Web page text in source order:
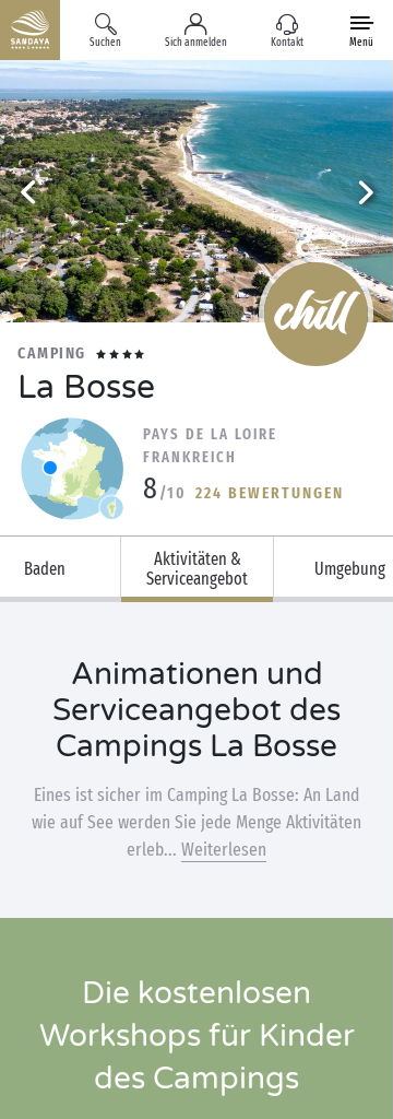
Suchen Sich anmelden Kontakt Menü
CAMPING
La Bosse
PAYS DE LA LOIRE
FRANKREICH
8 /10 224 BEWERTUNGEN
Baden
Aktivitäten &
Serviceangebot
Umgebung
Animationen und
Serviceangebot des
Campings La Bosse
Eines ist sicher im Camping La Bosse: An Land
wie auf See werden Sie jede Menge Aktivitäten
erleb... Weiterlesen
Die kostenlosen
Workshops für Kinder
des Campings